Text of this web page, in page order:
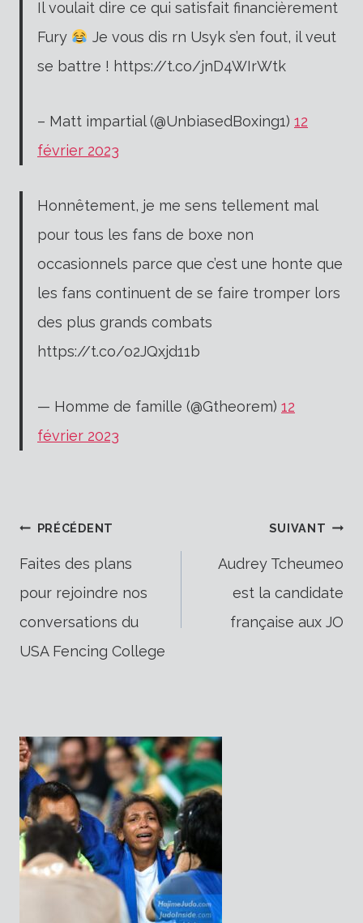
Il voulait dire ce qui satisfait financièrement
Fury
Je vous dis rn Usyk s’en fout, il veut
se battre ! https://t.co/jnD4WIrWtk
– Matt impartial (@UnbiasedBoxing1) 12
février 2023
Honnêtement, je me sens tellement mal
pour tous les fans de boxe non
occasionnels parce que c’est une honte que
les fans continuent de se faire tromper lors
des plus grands combats
https://t.co/o2JQxjd11b
— Homme de famille (@Gtheorem) 12
février 2023
Navigation
de
PRÉCÉDENT
Faites des plans
pour rejoindre nos
conversations du
USA Fencing College
SUIVANT
Audrey Tcheumeo
est la candidate
française aux JO